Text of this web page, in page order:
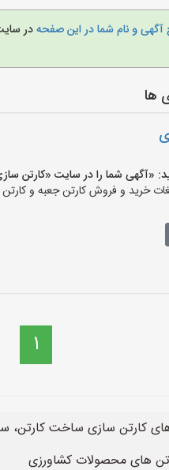
و نام شما در این صفحهدر
ها
شما را در سایت «کارتن سازی ها» دیده
خرید و فروش کارتن جعبه و
1
کارتن سازی ساخت کارتن،
های محصولات کشاورزی